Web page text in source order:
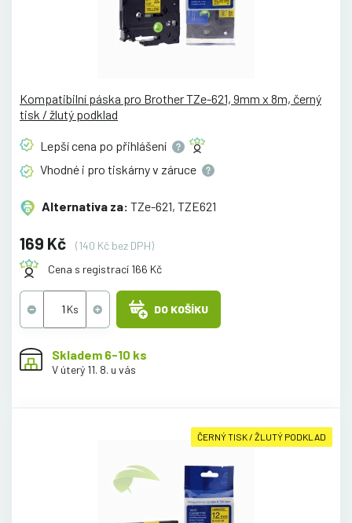
Kompatibilní páska pro Brother TZe-621, 9mm x 8m, černý
tisk / žlutý podklad
Lepší cena po přihlášení
Vhodné i pro tiskárny v záruce
Alternativa za: TZe-621, TZE621
169 Kč
(140 Kč bez DPH)
Cena s registrací 166 Kč
DO KOŠÍKU
Skladem 6-10 ks
V úterý 11. 8. u vás
ČERNÝ TISK / ŽLUTÝ PODKLAD